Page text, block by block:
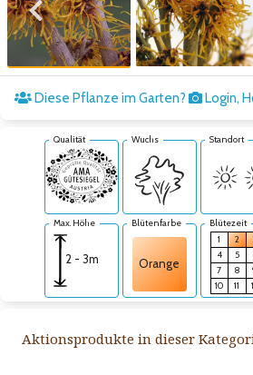
Zum vorigen Bild
Diese Pflanze im Garten? Login,
Qualität Wuchs Standort
Max. Höhe
2 - 3m
Blütenfarbe
Orange
Blütezeit
1
2
4
5
7
8
10
11
Aktionsprodukte in dieser